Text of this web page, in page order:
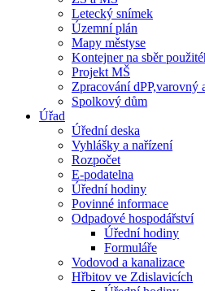
Letecký snímek
Územní plán
Mapy městyse
Kontejner na sběr
Projekt MŠ
Zpracování dPP,varovný
Spolkový dům
Úřad
Úřední deska
Vyhlášky a nařízení
Rozpočet
E-podatelna
Úřední hodiny
Povinné informace
Odpadové hospodářství
Úřední hodiny
Formuláře
Vodovod a kanalizace
Hřbitov ve Zdislavicích